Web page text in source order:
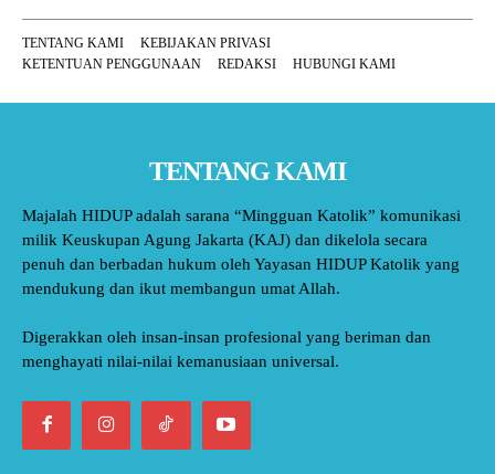
TENTANG KAMI
KEBIJAKAN PRIVASI
KETENTUAN PENGGUNAAN
REDAKSI HUBUNGI KAMI
TENTANG KAMI
Majalah HIDUP adalah sarana “Mingguan Katolik” komunikasi
milik Keuskupan Agung Jakarta (KAJ) dan dikelola secara
penuh dan berbadan hukum oleh Yayasan HIDUP Katolik yang
mendukung dan ikut membangun umat Allah.
Digerakkan oleh insan-insan profesional yang beriman dan
menghayati nilai-nilai kemanusiaan universal.